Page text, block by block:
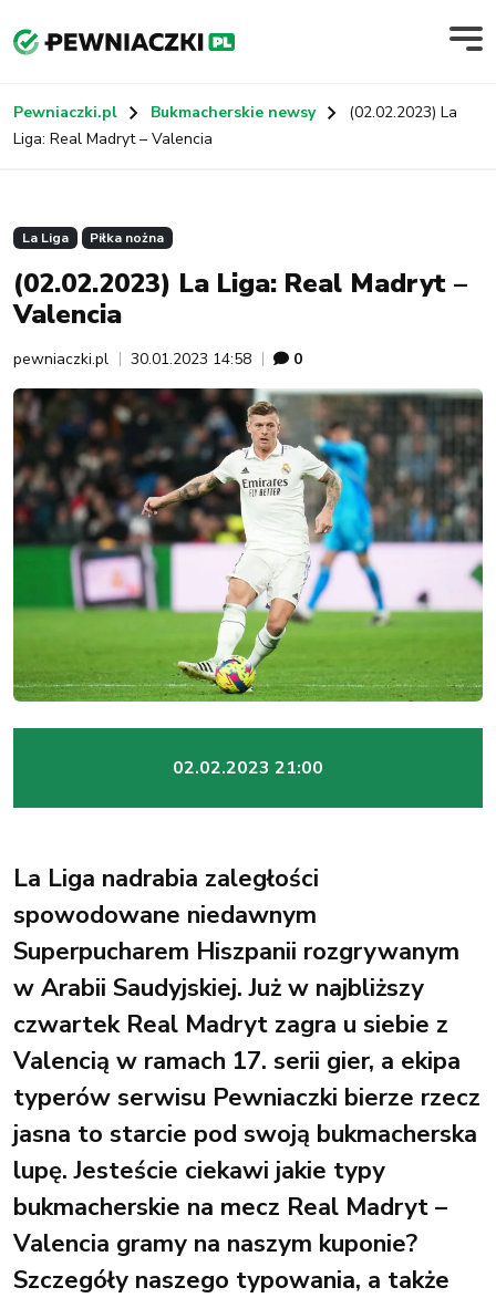
Pewniaczki.pl Bukmacherskie newsy
(02.02.2023) La
Liga: Real Madryt – Valencia
La Liga Piłka nożna
(02.02.2023) La Liga: Real Madryt –
Valencia
pewniaczki.pl 30.01.2023 14:58 0
02.02.2023 21:00
La Liga nadrabia zaległości
spowodowane niedawnym
Superpucharem Hiszpanii rozgrywanym
w Arabii Saudyjskiej. Już w najbliższy
czwartek Real Madryt zagra u siebie z
Valencią w ramach 17. serii gier, a ekipa
typerów serwisu Pewniaczki bierze rzecz
jasna to starcie pod swoją bukmacherska
lupę. Jesteście ciekawi jakie typy
bukmacherskie na mecz Real Madryt –
Valencia gramy na naszym kuponie?
Szczegóły naszego typowania, a także